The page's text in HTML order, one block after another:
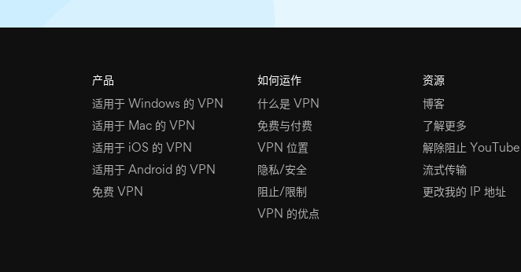
产品
适用于 Windows 的 VPN
适用于 Mac 的 VPN
适用于 iOS 的 VPN
适用于 Android 的 VPN
免费 VPN
如何运作
什么是 VPN
免费与付费
VPN 位置
隐私/安全
阻止/限制
VPN 的优点
资源
博客
了解更多
解除阻止 YouTube
流式传输
更改我的 IP 地址